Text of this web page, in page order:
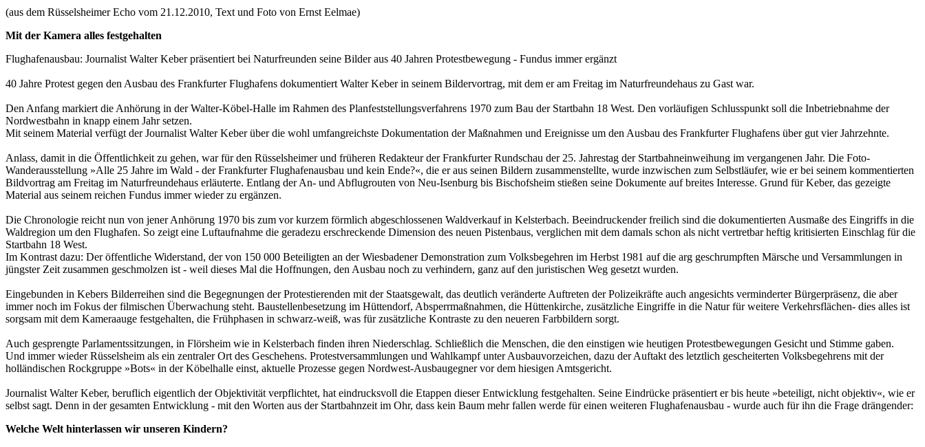
(aus dem Rüsselsheimer Echo vom 21.12.2010, Text und Foto von Ernst Eelmae)
Mit der Kamera alles festgehalten
Flughafenausbau: Journalist Walter Keber präsentiert bei Naturfreunden seine Bilder aus 40 Jahren Protestbewegung - Fundus immer ergänzt
40 Jahre Protest gegen den Ausbau des Frankfurter Flughafens dokumentiert Walter Keber in seinem Bildervortrag, mit dem er am Freitag im Naturfreundehaus zu Gast war.
Den Anfang markiert die Anhörung in der Walter-Köbel-Halle im Rahmen des Planfeststellungsverfahrens 1970 zum Bau der Startbahn 18 West. Den vorläufigen Schlusspunkt soll die Inbetriebnahme der
Nordwestbahn in knapp einem Jahr setzen.
Mit seinem Material verfügt der Journalist Walter Keber über die wohl umfangreichste Dokumentation der Maßnahmen und Ereignisse um den Ausbau des Frankfurter Flughafens über gut vier Jahrzehnte.
Anlass, damit in die Öffentlichkeit zu gehen, war für den Rüsselsheimer und früheren Redakteur der Frankfurter Rundschau der 25. Jahrestag der Startbahneinweihung im vergangenen Jahr. Die Foto-
Wanderausstellung »Alle 25 Jahre im Wald - der Frankfurter Flughafenausbau und kein Ende?«, die er aus seinen Bildern zusammenstellte, wurde inzwischen zum Selbstläufer, wie er bei seinem kommentierten
Bildvortrag am Freitag im Naturfreundehaus erläuterte. Entlang der An- und Abflugrouten von Neu-Isenburg bis Bischofsheim stießen seine Dokumente auf breites Interesse. Grund für Keber, das gezeigte
Material aus seinem reichen Fundus immer wieder zu ergänzen.
Die Chronologie reicht nun von jener Anhörung 1970 bis zum vor kurzem förmlich abgeschlossenen Waldverkauf in Kelsterbach. Beeindruckender freilich sind die dokumentierten Ausmaße des Eingriffs in die
Waldregion um den Flughafen. So zeigt eine Luftaufnahme die geradezu erschreckende Dimension des neuen Pistenbaus, verglichen mit dem damals schon als nicht vertretbar heftig kritisierten Einschlag für die
Startbahn 18 West.
Im Kontrast dazu: Der öffentliche Widerstand, der von 150 000 Beteiligten an der Wiesbadener Demonstration zum Volksbegehren im Herbst 1981 auf die arg geschrumpften Märsche und Versammlungen in
jüngster Zeit zusammen geschmolzen ist - weil dieses Mal die Hoffnungen, den Ausbau noch zu verhindern, ganz auf den juristischen Weg gesetzt wurden.
Eingebunden in Kebers Bilderreihen sind die Begegnungen der Protestierenden mit der Staatsgewalt, das deutlich veränderte Auftreten der Polizeikräfte auch angesichts verminderter Bürgerpräsenz, die aber
immer noch im Fokus der filmischen Überwachung steht. Baustellenbesetzung im Hüttendorf, Absperrmaßnahmen, die Hüttenkirche, zusätzliche Eingriffe in die Natur für weitere Verkehrsflächen- dies alles ist
sorgsam mit dem Kameraauge festgehalten, die Frühphasen in schwarz-weiß, was für zusätzliche Kontraste zu den neueren Farbbildern sorgt.
Auch gesprengte Parlamentssitzungen, in Flörsheim wie in Kelsterbach finden ihren Niederschlag. Schließlich die Menschen, die den einstigen wie heutigen Protestbewegungen Gesicht und Stimme gaben.
Und immer wieder Rüsselsheim als ein zentraler Ort des Geschehens. Protestversammlungen und Wahlkampf unter Ausbauvorzeichen, dazu der Auftakt des letztlich gescheiterten Volksbegehrens mit der
holländischen Rockgruppe »Bots« in der Köbelhalle einst, aktuelle Prozesse gegen Nordwest-Ausbaugegner vor dem hiesigen Amtsgericht.
Journalist Walter Keber, beruflich eigentlich der Objektivität verpflichtet, hat eindrucksvoll die Etappen dieser Entwicklung festgehalten. Seine Eindrücke präsentiert er bis heute »beteiligt, nicht objektiv«, wie er
selbst sagt. Denn in der gesamten Entwicklung - mit den Worten aus der Startbahnzeit im Ohr, dass kein Baum mehr fallen werde für einen weiteren Flughafenausbau - wurde auch für ihn die Frage drängender:
Welche Welt hinterlassen wir unseren Kindern?